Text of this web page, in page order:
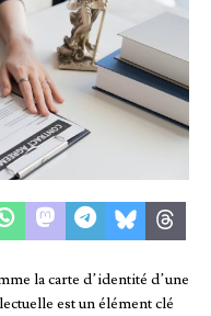
la carte d’identité d’une
est un élément clé